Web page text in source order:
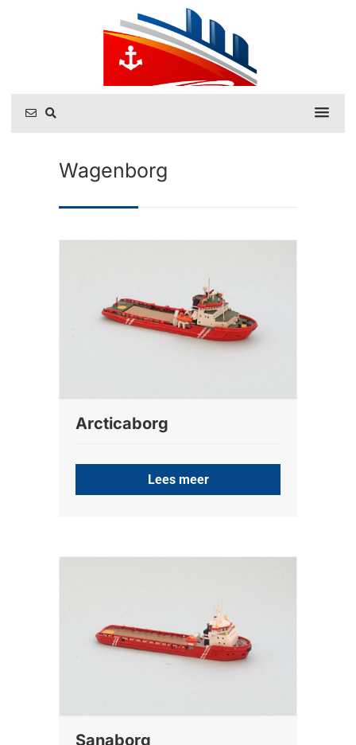
Wagenborg
Arcticaborg
Lees meer
Sanaborg